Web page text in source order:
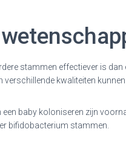
stammen effectiever is
kwaliteiten
baby koloniseren zijn
bifidobacterium stammen.